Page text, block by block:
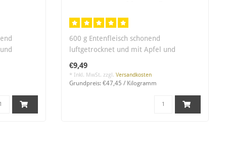
600 g Entenfleisch schonend
luftgetrocknet und mit Apfel und
€9,49
* Inkl. MwSt. zzgl. Versandkosten
Grundpreis: €47,45 / Kilogramm